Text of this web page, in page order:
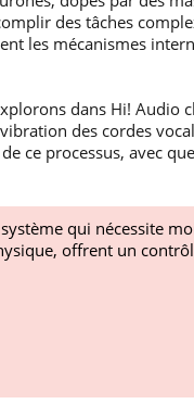
des tâches
les mécanismes
dans Hi! Audio
des cordes
ce processus, avec
qui nécessite
offrent un